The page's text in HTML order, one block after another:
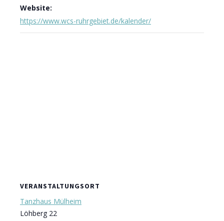
Website:
https://www.wcs-ruhrgebiet.de/kalender/
VERANSTALTUNGSORT
Tanzhaus Mülheim
Löhberg 22